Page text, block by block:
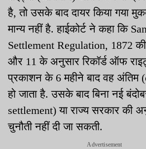
है, तो उसके बाद दायर किया गया
मान्य नहीं है. हाईकोर्ट ने कहा कि
Settlement Regulation, 1872 की
और 11 के अनुसार रिकॉर्ड ऑफ
प्रकाशन के 6 महीने बाद वह अंतिम
हो जाता है. उसके बाद बिना नई
settlement) या राज्य सरकार की
चुनौती नहीं दी जा सकती.
Advertisement